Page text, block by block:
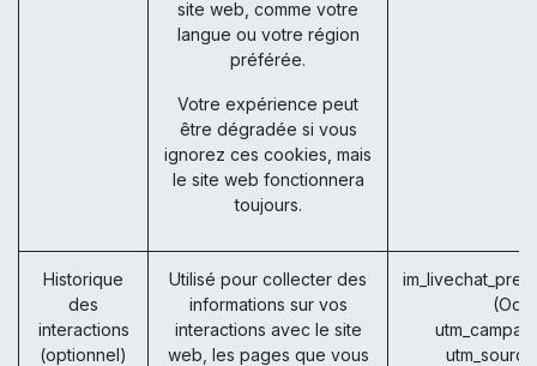
site web, comme votre
langue ou votre région
préférée.
Votre expérience peut
être dégradée si vous
ignorez ces cookies, mais
le site web fonctionnera
toujours.
Historique
des
interactions
(optionnel)
Utilisé pour collecter des
informations sur vos
interactions avec le site
web, les pages que vous